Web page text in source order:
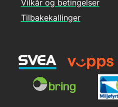
Vilkår og betingelser
Tilbakekallinger